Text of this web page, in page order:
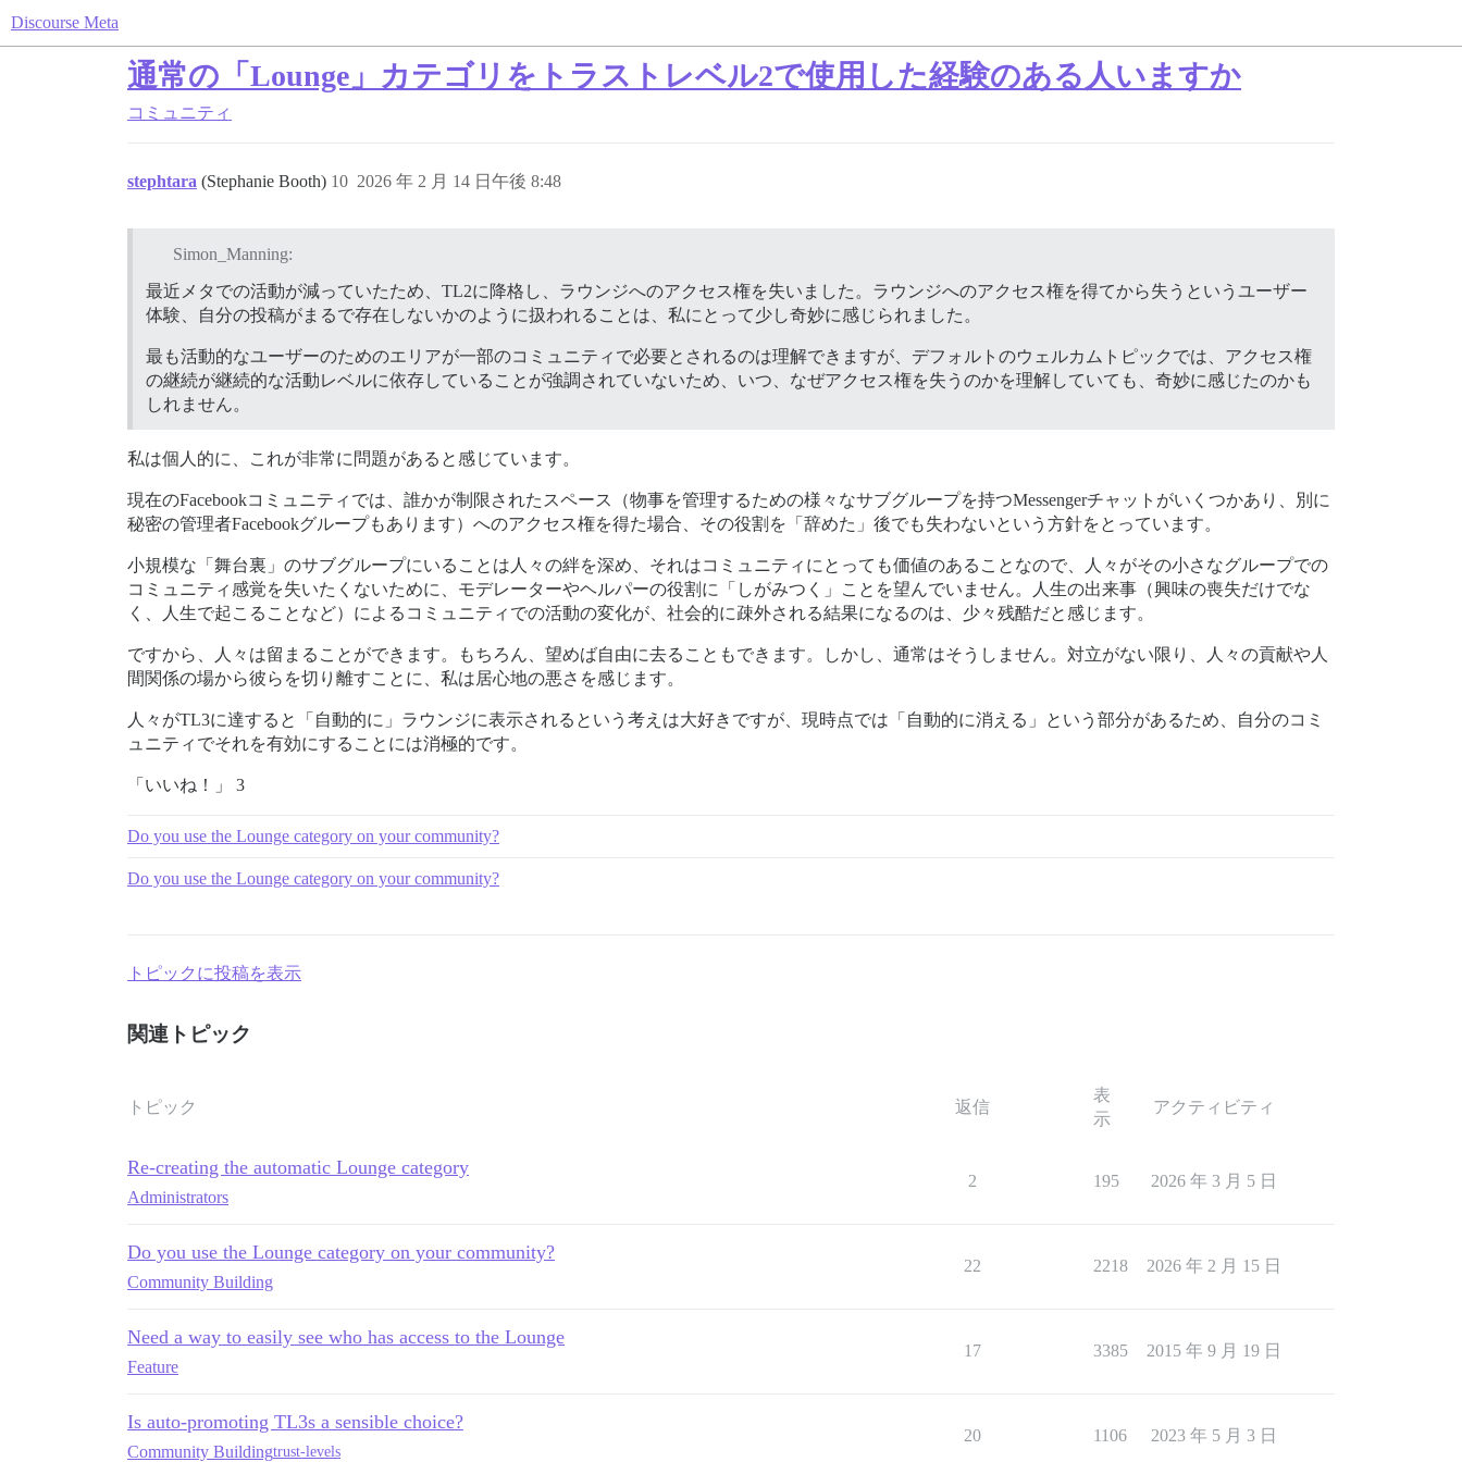
Discourse Meta
通常の「Lounge」カテゴリをトラストレベル2で使用した経験のある人いますか
コミュニティ
stephtara (Stephanie Booth) 2026 年 2 月 14 日午後 8:48
10
Simon_Manning:
最近メタでの活動が減っていたため、TL2に降格し、ラウンジへのアクセス権を失いました。ラウンジへのアクセス権を得てから失うというユーザー
体験、自分の投稿がまるで存在しないかのように扱われることは、私にとって少し奇妙に感じられました。
最も活動的なユーザーのためのエリアが一部のコミュニティで必要とされるのは理解できますが、デフォルトのウェルカムトピックでは、アクセス権
の継続が継続的な活動レベルに依存していることが強調されていないため、いつ、なぜアクセス権を失うのかを理解していても、奇妙に感じたのかも
しれません。
私は個人的に、これが非常に問題があると感じています。
現在のFacebookコミュニティでは、誰かが制限されたスペース（物事を管理するための様々なサブグループを持つMessengerチャットがいくつかあり、別に
秘密の管理者Facebookグループもあります）へのアクセス権を得た場合、その役割を「辞めた」後でも失わないという方針をとっています。
小規模な「舞台裏」のサブグループにいることは人々の絆を深め、それはコミュニティにとっても価値のあることなので、人々がその小さなグループでの
コミュニティ感覚を失いたくないために、モデレーターやヘルパーの役割に「しがみつく」ことを望んでいません。人生の出来事（興味の喪失だけでな
く、人生で起こることなど）によるコミュニティでの活動の変化が、社会的に疎外される結果になるのは、少々残酷だと感じます。
ですから、人々は留まることができます。もちろん、望めば自由に去ることもできます。しかし、通常はそうしません。対立がない限り、人々の貢献や人
間関係の場から彼らを切り離すことに、私は居心地の悪さを感じます。
人々がTL3に達すると「自動的に」ラウンジに表示されるという考えは大好きですが、現時点では「自動的に消える」という部分があるため、自分のコミ
ュニティでそれを有効にすることには消極的です。
「いいね！」 3
Do you use the Lounge category on your community?
Do you use the Lounge category on your community?
トピックに投稿を表示
関連トピック
トピック 返信
表
示
アクティビティ
Re-creating the automatic Lounge category
Administrators
2 195 2026 年 3 月 5 日
Do you use the Lounge category on your community?
Community Building
22 2218 2026 年 2 月 15 日
Need a way to easily see who has access to the Lounge
Feature
17 3385 2015 年 9 月 19 日
Is auto-promoting TL3s a sensible choice?
Community Buildingtrust-levels
20 1106 2023 年 5 月 3 日